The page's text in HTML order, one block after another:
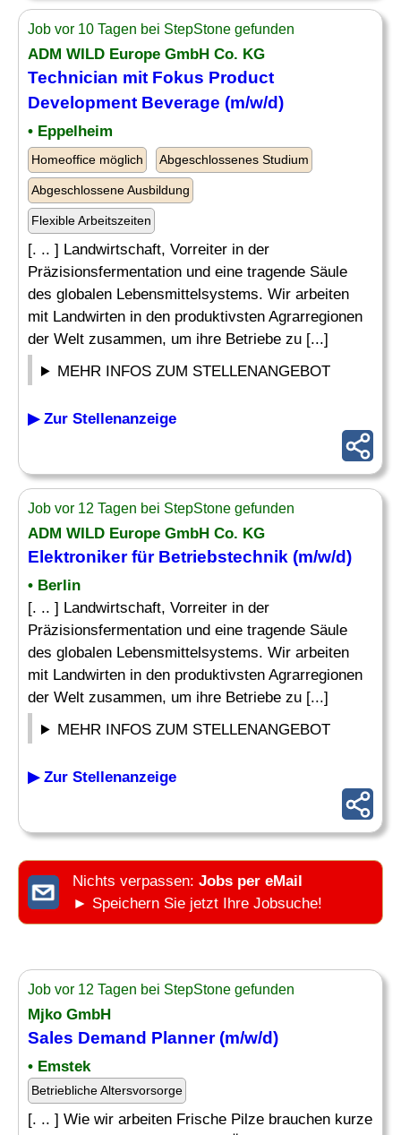
Job vor 10 Tagen bei StepStone gefunden
ADM WILD Europe GmbH Co. KG
Technician mit Fokus Product
Development Beverage (m/w/d)
• Eppelheim
Homeoffice möglich Abgeschlossenes Studium
Abgeschlossene Ausbildung
Flexible Arbeitszeiten
[. .. ] Landwirtschaft, Vorreiter in der
Präzisionsfermentation und eine tragende Säule
des globalen Lebensmittelsystems. Wir arbeiten
mit Landwirten in den produktivsten Agrarregionen
der Welt zusammen, um ihre Betriebe zu [...]
MEHR INFOS ZUM STELLENANGEBOT
▶ Zur Stellenanzeige
Job vor 12 Tagen bei StepStone gefunden
ADM WILD Europe GmbH Co. KG
Elektroniker für Betriebstechnik (m/w/d)
• Berlin
[. .. ] Landwirtschaft, Vorreiter in der
Präzisionsfermentation und eine tragende Säule
des globalen Lebensmittelsystems. Wir arbeiten
mit Landwirten in den produktivsten Agrarregionen
der Welt zusammen, um ihre Betriebe zu [...]
MEHR INFOS ZUM STELLENANGEBOT
▶ Zur Stellenanzeige
Nichts verpassen: Jobs per eMail
► Speichern Sie jetzt Ihre Jobsuche!
Job vor 12 Tagen bei StepStone gefunden
Mjko GmbH
Sales Demand Planner (m/w/d)
• Emstek
Betriebliche Altersvorsorge
[. .. ] Wie wir arbeiten Frische Pilze brauchen kurze